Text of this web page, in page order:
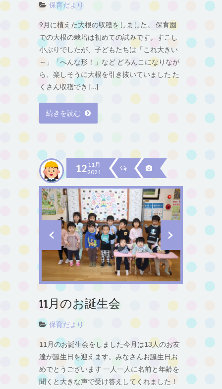
保育だより
9月に植えた大根の収穫をしました。 保育園
での大根の栽培は初めての試みです。すこし
小ぶりでしたが、子どもたちは「これ大きい
～」「へんな形！」など どろんこになりなが
ら、楽しそうに大根を引き抜いていました た
くさん収穫でき […]
続きを読む
12 11月
2021
11月のお誕生会
保育だより
11月のお誕生会をしました今月は13人のお友
達が誕生日を迎えます。みなさんお誕生日お
めでとうございます 一人一人に名前と年齢を
聞くと大きな声で受け答えしてくれました！